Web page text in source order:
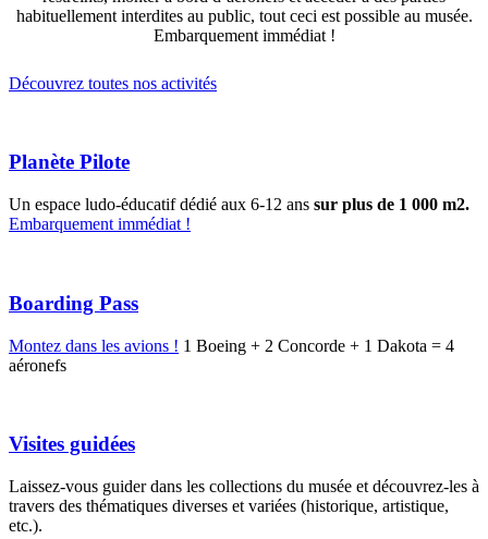
habituellement interdites au public, tout ceci est possible au musée.
Embarquement immédiat !
Découvrez toutes nos activités
Planète Pilote
Un espace ludo-éducatif dédié aux 6-12 ans sur plus de 1 000 m2.
Embarquement immédiat !
Boarding Pass
Montez dans les avions ! 1 Boeing + 2 Concorde + 1 Dakota = 4
aéronefs
Visites guidées
Laissez-vous guider dans les collections du musée et découvrez-les à
travers des thématiques diverses et variées (historique, artistique,
etc.).